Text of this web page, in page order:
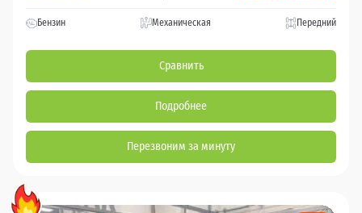
Бензин Механическая Передний
Сравнить
Подробнее
Перезвоним за минуту